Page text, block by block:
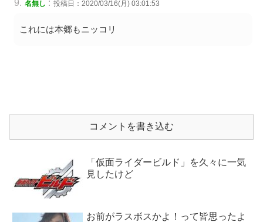
名無し : 投稿日：2020/03/16(月) 03:01:53
これには本郷もニッコリ
コメントを書き込む
「仮面ライダービルド」を久々に一気
見したけど
お前がラスボスかよ！って皆思ったよ